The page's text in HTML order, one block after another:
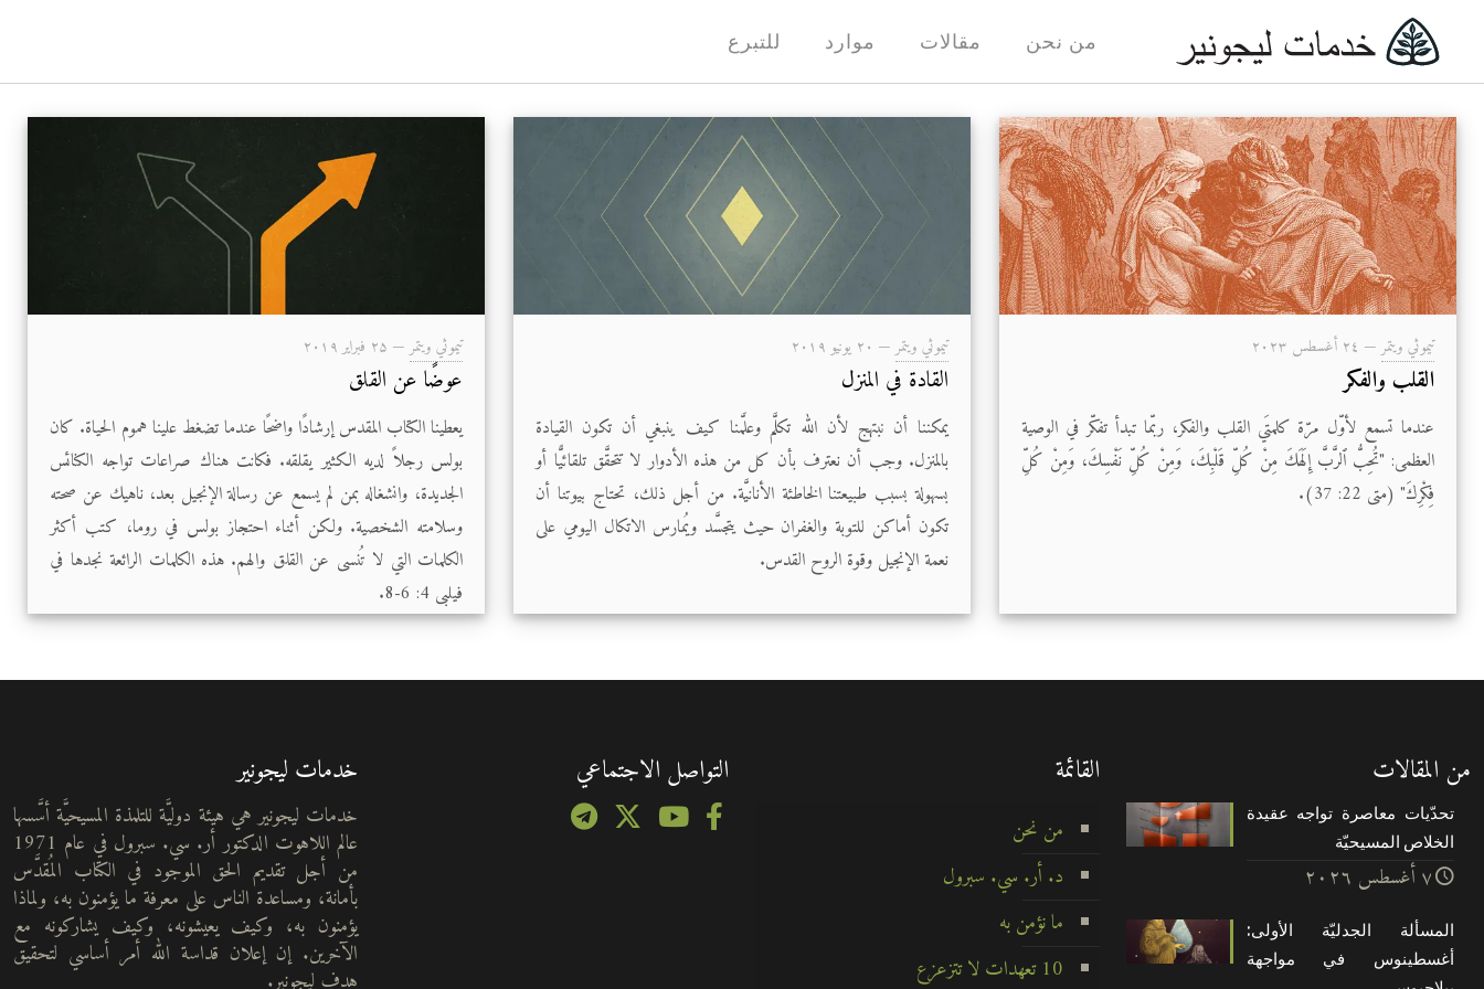
من نحن مقالات موارد للتبرع
تيموثي ويتمر — ۲٤ أغسطس ۲۰۲۳
القلب والفكر
عندما تسمع لأوّل مرّة كلمتَي القلب والفكر، ربّما تبدأ تفكّر في الوصية
العظمى: "تُحِبُّ ٱلرَّبَّ إِلَهَكَ مِنْ كُلِّ قَلْبِكَ، وَمِنْ كُلِّ نَفْسِكَ، وَمِنْ كُلِّ
فِكْرِكَ" (متى 22: 37).
تيموثي ويتمر — ۲۰ يونيو ۲۰۱۹
القادة في المنزل
يمكننا أن نبتهج لأن الله تكلَّم وعلَّمنا كيف ينبغي أن تكون القيادة
بالمنزل. وجب أن نعترف بأن كل من هذه الأدوار لا تتحقَّق تلقائيًّا أو
بسهولة بسبب طبيعتنا الخاطئة الأنانيَّة. من أجل ذلك، تحتاج بيوتنا أن
تكون أماكن للتوبة والغفران حيث يتجسَّد ويُمارس الاتكال اليومي على
نعمة الإنجيل وقوة الروح القدس.
تيموثي ويتمر — ۲۵ فبراير ۲۰۱۹
عوضًا عن القلق
يعطينا الكتاب المقدس إرشادًا واضحًا عندما تضغط علينا هموم الحياة. كان
بولس رجلاً لديه الكثير يقلقه. فكانت هناك صراعات تواجه الكنائس
الجديدة، وانشغاله بمن لم يسمع عن رسالة الإنجيل بعد، ناهيك عن صحته
وسلامته الشخصية. ولكن أثناء احتجاز بولس في روما، كتب أكثر
الكلمات التي لا تُنسى عن القلق والهم. هذه الكلمات الرائعة نجدها في
فيلبى 4: 6-8.
من المقالات
تحدّيات معاصرة تواجه عقيدة
الخلاص المسيحيّة
۷ أغسطس ۲۰۲٦
المسألة الجدليّة الأولى:
أغسطينوس في مواجهة
القائمة
من نحن
د. أر. سي. سبرول
ما نؤمن به
10 تعهدات لا تتزعزع
التواصل الاجتماعي خدمات ليجونير
خدمات ليجونير هي هيئة دوليَّة للتلمذة المسيحيَّة أسَّسها
عالم اللاهوت الدكتور أر. سي. سبرول في عام 1971
من أجل تقديم الحق الموجود في الكتاب المُقدَّس
بأمانة، ومساعدة الناس على معرفة ما يؤمنون به، ولماذا
يؤمنون به، وكيف يعيشونه، وكيف يشاركونه مع
الآخرين. إن إعلان قداسة الله أمر أساسي لتحقيق
هدف ليجونير.